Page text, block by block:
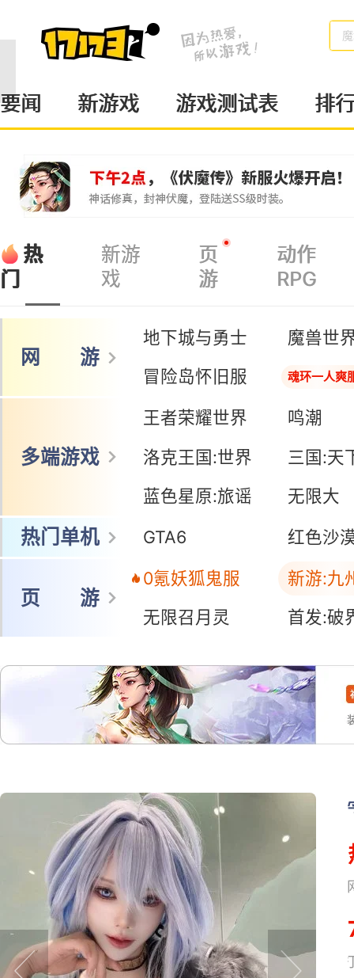
要闻 新游戏 游戏测试表 排
热
门
新游
戏
页
游
动作
RPG
网 游
地下城与勇士
魔兽世
冒险岛怀旧服
魂环一人爽
多端游戏
王者荣耀世界
鸣潮
洛克王国:世界
三国:天
蓝色星原:旅谣
无限大
热门单机 GTA6 红色沙
页 游
0氪妖狐鬼服
新游:九
无限召月灵
首发:破
网易搜